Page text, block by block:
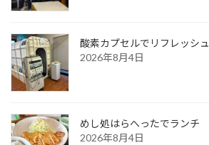
酸素カプセルでリフレッシュ
2026年8月4日
めし処はらへったでランチ
2026年8月4日